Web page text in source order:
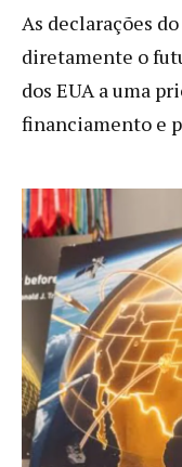
As declarações
diretamente o
dos EUA a uma
financiamento e